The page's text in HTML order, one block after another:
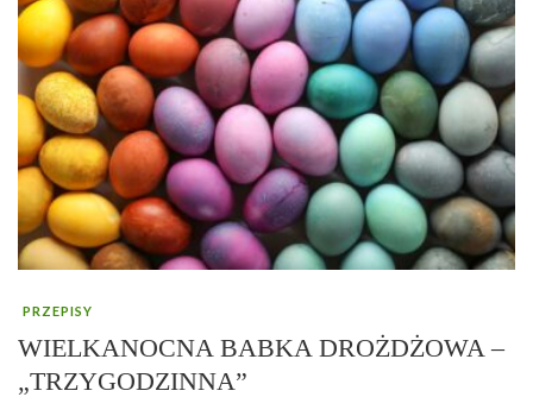
PRZEPISY
WIELKANOCNA BABKA DROŻDŻOWA –
„TRZYGODZINNA”